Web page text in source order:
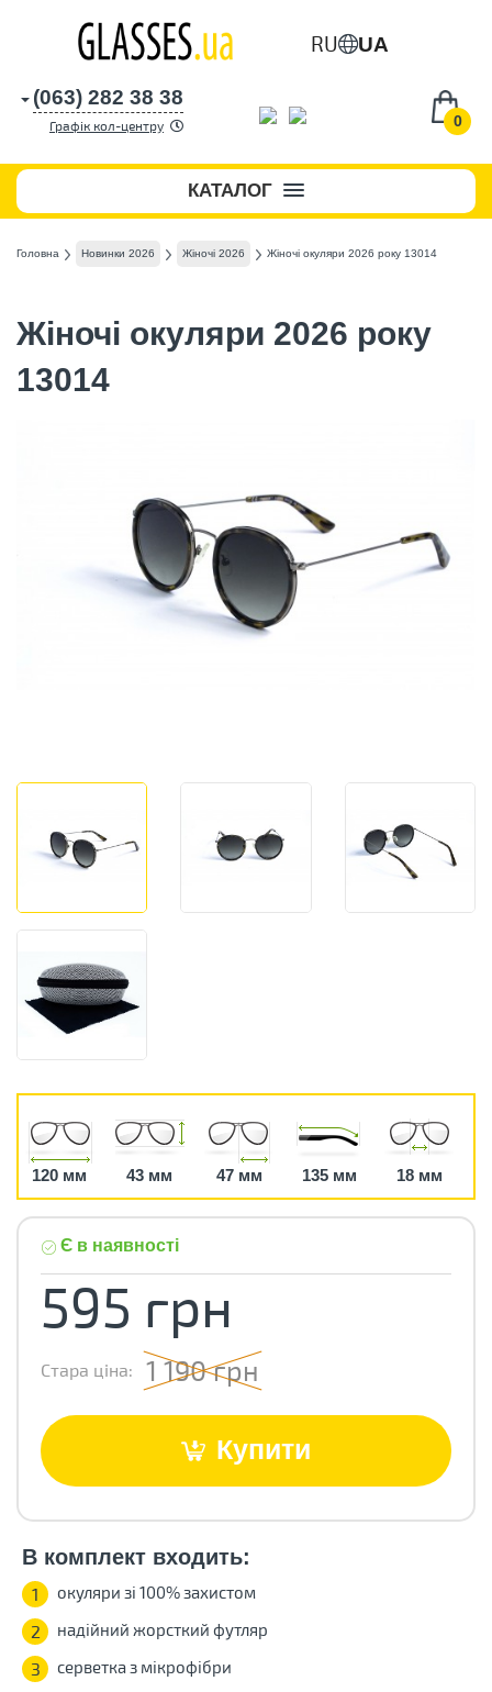
RU UA
0
(063) 282 38 38
Графік кол-центру
КАТАЛОГ
Головна Новинки 2026 Жіночі 2026 Жіночі окуляри 2026 року 13014
Жіночі окуляри 2026 року
13014
120 мм 43 мм 47 мм 135 мм 18 мм
Є в наявності
595 грн
Стара ціна: 1 190 грн
Купити
В комплект входить:
1 окуляри зі 100% захистом
2 надійний жорсткий футляр
3 серветка з мікрофібри